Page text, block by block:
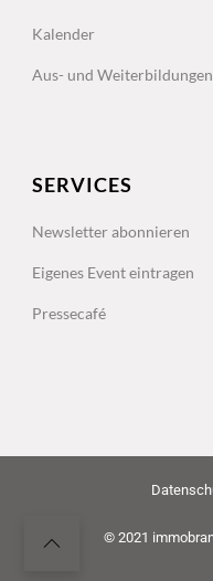
Kalender
Aus- und Weiterbildungen
SERVICES
Newsletter abonnieren
Eigenes Event eintragen
Pressecafé
© 2021